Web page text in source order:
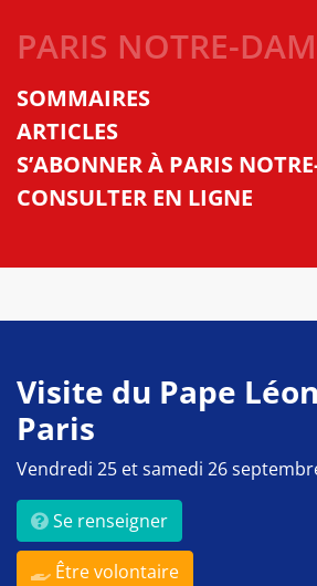
PARIS NOTRE-
SOMMAIRES
ARTICLES
S’ABONNER À PARIS
CONSULTER EN LIGNE
Visite du Pape
Paris
Vendredi 25 et samedi 26
Se renseigner
Être volontaire